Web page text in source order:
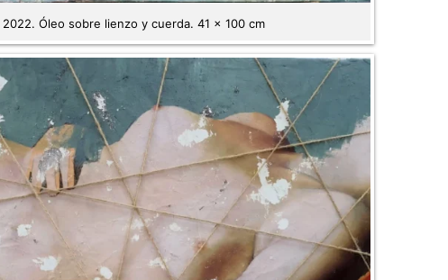
2022. Óleo sobre lienzo y cuerda. 41 x 100 cm